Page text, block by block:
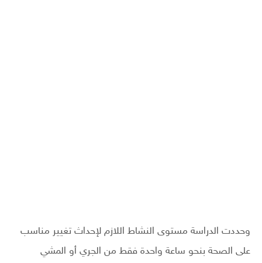
وحددت الدراسة مستوى النشاط اللازم لإحداث تغيير مناسب
على الصحة بنحو ساعة واحدة فقط من الجري أو المشي